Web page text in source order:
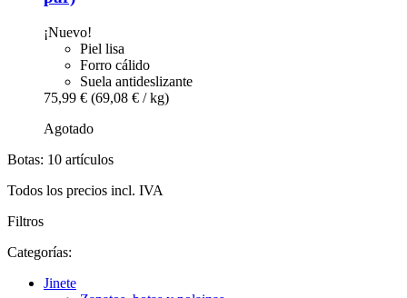
¡Nuevo!
Piel lisa
Forro cálido
Suela antideslizante
75,99 € (69,08 € / kg)
Agotado
Botas: 10 artículos
Todos los precios incl. IVA
Filtros
Categorías:
Jinete